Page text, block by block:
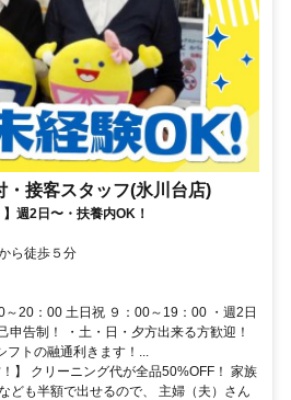
・接客スタッフ(氷川台店)
週2日〜・扶養内OK！
ら徒歩５分
20：00 土日祝 ９：00～19：00 ・週2日
申告制！ ・土・日・夕方出来る方歓迎！
トの融通利きます！...
】 クリーニング代が全品50%OFF！ 家族
ども半額で出せるので、 主婦（夫）さん